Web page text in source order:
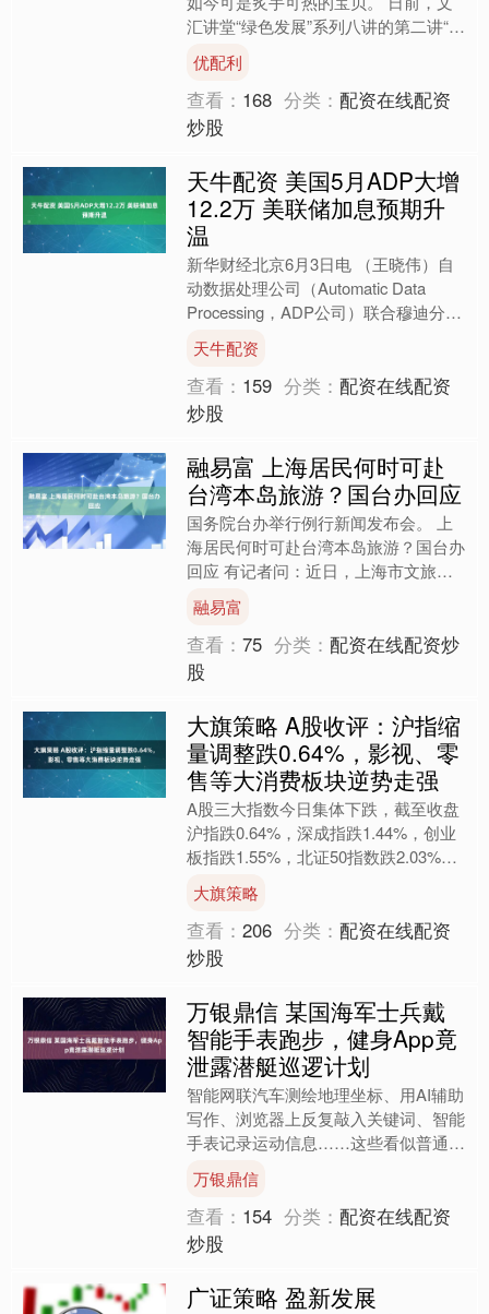
汇讲堂“绿色发展”系列八讲的第二讲“绿
色燃料：中国能源转型的产业落地”举
办，企业嘉宾上海岚泽....
优配利
查看： 168 分类：配资在线配资
炒股
天牛配资 美国5月ADP大增
12.2万 美联储加息预期升
温
新华财经北京6月3日电 （王晓伟）自
动数据处理公司（Automatic Data
Processing，ADP公司）联合穆迪分析
MoodysAnalytics共....
天牛配资
查看： 159 分类：配资在线配资
炒股
融易富 上海居民何时可赴
台湾本岛旅游？国台办回应
国务院台办举行例行新闻发布会。 上
海居民何时可赴台湾本岛旅游？国台办
回应 有记者问：近日，上海市文旅局
发布公告，宣布上海居民可通过上海
市、福建省具备相关资质的旅....
融易富
查看：75 分类：配资在线配资炒
股
大旗策略 A股收评：沪指缩
量调整跌0.64%，影视、零
售等大消费板块逆势走强
A股三大指数今日集体下跌，截至收盘
沪指跌0.64%，深成指跌1.44%，创业
板指跌1.55%，北证50指数跌2.03%，
沪深京三市成交额21943亿元，较上日
缩....
大旗策略
查看：206 分类：配资在线配资
炒股
万银鼎信 某国海军士兵戴
智能手表跑步，健身App竟
泄露潜艇巡逻计划
智能网联汽车测绘地理坐标、用AI辅助
写作、浏览器上反复敲入关键词、智能
手表记录运动信息……这些看似普通、
理、深度分析，都可能成为....
万银鼎信
查看： 154 分类：配资在线配资
炒股
广证策略 盈新发展